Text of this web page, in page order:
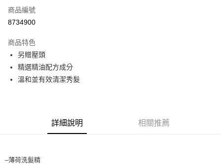
台灣樂天信用卡公司
相關說明
【大哥付你分期使用說明】
2.付款方式選擇「大哥付你分期」，訂單成立後會自動跳轉到大哥付的交易
流程，驗證手機門號後，選擇欲分期的期數、繳款截止日，確認付款後即完
成交易。
3.實際核准額度、可分期數及費用金額請依後續交易確認頁面所載為準。
4.訂單成立30分鐘內，如未前往確認交易或遇審核未通過，訂單將自動取
【注意事項】
運送方式
全家取貨付款
每筆NT$65，滿NT$1,699(含以上)免運費
7-11取貨付款
商品編號
8734900
商品特色
另贈壓頭
精選精油配方成分
溫和並有效清潔秀髮
詳細說明 相關推薦
–薄荷洗髮精